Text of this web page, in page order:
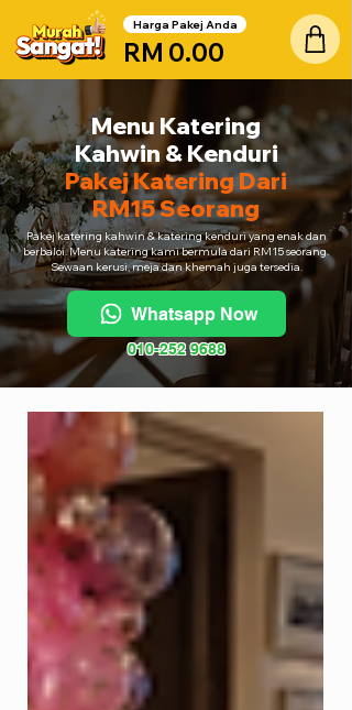
RM 0.00
Harga Pakej Anda
Menu Katering
Kahwin & Kenduri
Pakej Katering Dari
RM15 Seorang
Pakej katering kahwin & katering kenduri yang enak dan
berbaloi. Menu katering kami bermula dari RM15 seorang.
Sewaan kerusi, meja dan khemah juga tersedia.
Whatsapp Now
010-252 9688